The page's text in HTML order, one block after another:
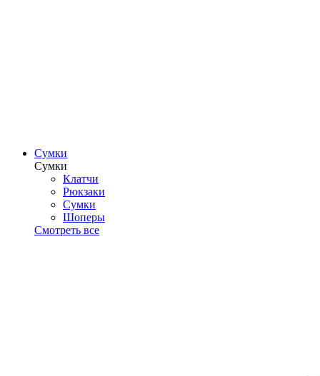
Сумки
Сумки
Клатчи
Рюкзаки
Сумки
Шоперы
Смотреть все